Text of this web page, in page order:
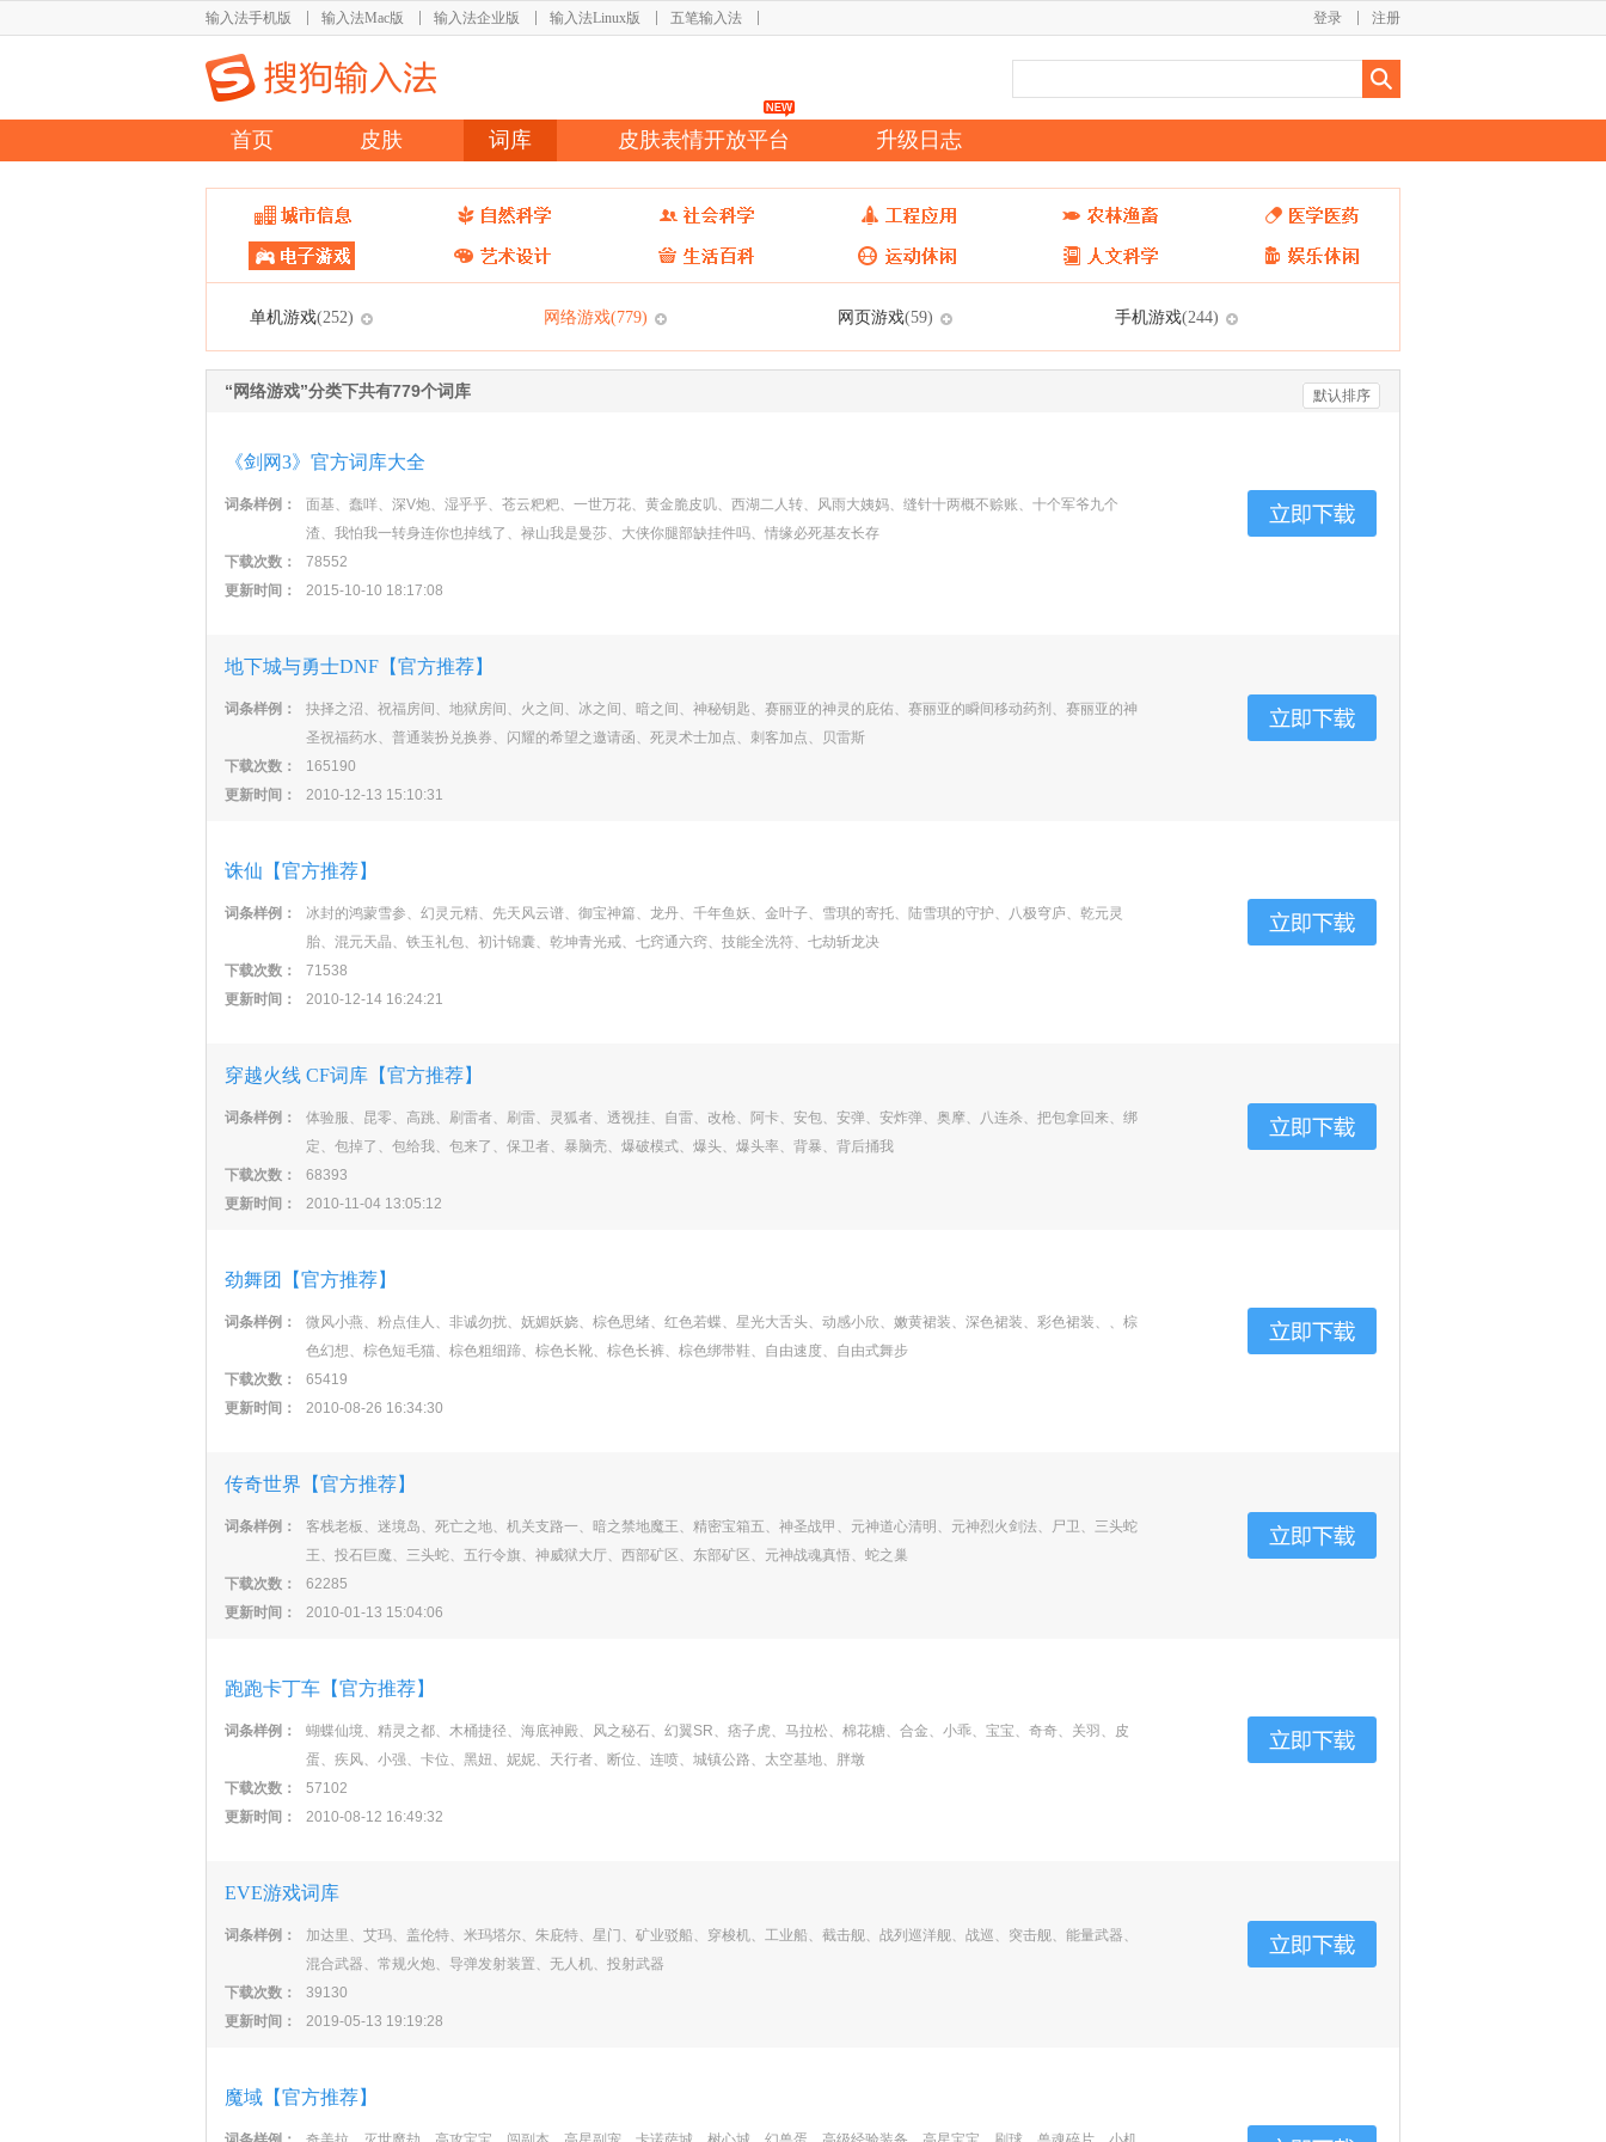
输入法手机版 输入法Mac版 输入法企业版 输入法Linux版 五笔输入法 注册
登录
首页 皮肤 词库 皮肤表情开放平台 升级日志
单机游戏(252) 网络游戏(779) 网页游戏(59) 手机游戏(244)
“网络游戏”分类下共有779个词库 默认排序
《剑网3》官方词库大全
词条样例：
面基、蠢咩、深V炮、湿乎乎、苍云粑粑、一世万花、黄金脆皮叽、西湖二人转、风雨大姨妈、缝针十两概不赊账、十个军爷九个
渣、我怕我一转身连你也掉线了、禄山我是曼莎、大侠你腿部缺挂件吗、情缘必死基友长存
下载次数：
78552
更新时间：
2015-10-10 18:17:08
地下城与勇士DNF【官方推荐】
词条样例：
抉择之沼、祝福房间、地狱房间、火之间、冰之间、暗之间、神秘钥匙、赛丽亚的神灵的庇佑、赛丽亚的瞬间移动药剂、赛丽亚的神
圣祝福药水、普通装扮兑换券、闪耀的希望之邀请函、死灵术士加点、刺客加点、贝雷斯
下载次数：
165190
更新时间：
2010-12-13 15:10:31
诛仙【官方推荐】
词条样例：
冰封的鸿蒙雪参、幻灵元精、先天风云谱、御宝神篇、龙丹、千年鱼妖、金叶子、雪琪的寄托、陆雪琪的守护、八极穹庐、乾元灵
胎、混元天晶、铁玉礼包、初计锦囊、乾坤青光戒、七窍通六窍、技能全洗符、七劫斩龙决
下载次数：
71538
更新时间：
2010-12-14 16:24:21
穿越火线 CF词库【官方推荐】
词条样例：
体验服、昆零、高跳、刷雷者、刷雷、灵狐者、透视挂、自雷、改枪、阿卡、安包、安弹、安炸弹、奥摩、八连杀、把包拿回来、绑
定、包掉了、包给我、包来了、保卫者、暴脑壳、爆破模式、爆头、爆头率、背暴、背后捅我
下载次数：
68393
更新时间：
2010-11-04 13:05:12
劲舞团【官方推荐】
词条样例：
微风小燕、粉点佳人、非诚勿扰、妩媚妖娆、棕色思绪、红色若蝶、星光大舌头、动感小欣、嫩黄裙装、深色裙装、彩色裙装、、棕
色幻想、棕色短毛猫、棕色粗细蹄、棕色长靴、棕色长裤、棕色绑带鞋、自由速度、自由式舞步
下载次数：
65419
更新时间：
2010-08-26 16:34:30
传奇世界【官方推荐】
词条样例：
客栈老板、迷境岛、死亡之地、机关支路一、暗之禁地魔王、精密宝箱五、神圣战甲、元神道心清明、元神烈火剑法、尸卫、三头蛇
王、投石巨魔、三头蛇、五行令旗、神威狱大厅、西部矿区、东部矿区、元神战魂真悟、蛇之巢
下载次数：
62285
更新时间：
2010-01-13 15:04:06
跑跑卡丁车【官方推荐】
词条样例：
蝴蝶仙境、精灵之都、木桶捷径、海底神殿、风之秘石、幻翼SR、痞子虎、马拉松、棉花糖、合金、小乖、宝宝、奇奇、关羽、皮
蛋、疾风、小强、卡位、黑妞、妮妮、天行者、断位、连喷、城镇公路、太空基地、胖墩
下载次数：
57102
更新时间：
2010-08-12 16:49:32
EVE游戏词库
词条样例：
加达里、艾玛、盖伦特、米玛塔尔、朱庇特、星门、矿业驳船、穿梭机、工业船、截击舰、战列巡洋舰、战巡、突击舰、能量武器、
混合武器、常规火炮、导弹发射装置、无人机、投射武器
下载次数：
39130
更新时间：
2019-05-13 19:19:28
魔域【官方推荐】